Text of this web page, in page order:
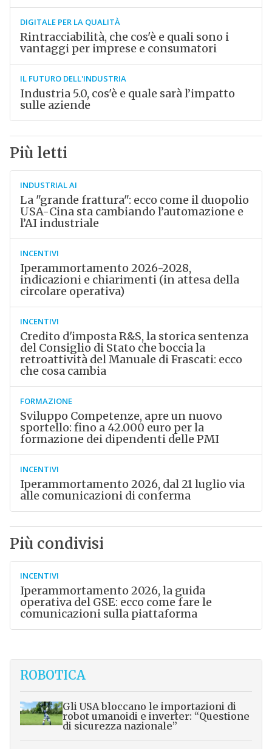
DIGITALE PER LA QUALITÀ
Rintracciabilità, che cos'è e quali sono i
vantaggi per imprese e consumatori
IL FUTURO DELL'INDUSTRIA
Industria 5.0, cos'è e quale sarà l’impatto
sulle aziende
Più letti
INDUSTRIAL AI
La "grande frattura": ecco come il duopolio
USA-Cina sta cambiando l’automazione e
l’AI industriale
INCENTIVI
Iperammortamento 2026-2028,
indicazioni e chiarimenti (in attesa della
circolare operativa)
INCENTIVI
Credito d'imposta R&S, la storica sentenza
del Consiglio di Stato che boccia la
retroattività del Manuale di Frascati: ecco
che cosa cambia
FORMAZIONE
Sviluppo Competenze, apre un nuovo
sportello: fino a 42.000 euro per la
formazione dei dipendenti delle PMI
INCENTIVI
Iperammortamento 2026, dal 21 luglio via
alle comunicazioni di conferma
Più condivisi
INCENTIVI
Iperammortamento 2026, la guida
operativa del GSE: ecco come fare le
comunicazioni sulla piattaforma
ROBOTICA
Gli USA bloccano le importazioni di
robot umanoidi e inverter: “Questione
di sicurezza nazionale”